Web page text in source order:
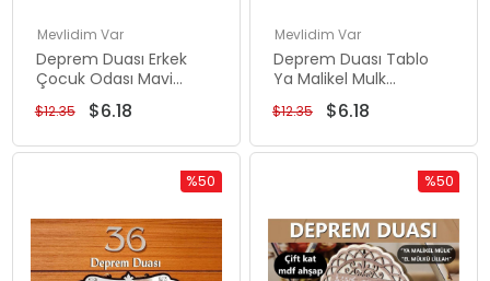
Mevlidim Var
Deprem Duası Erkek
Çocuk Odası Mavi
25*10 Tablo Ya Malikel
Mulk El Mülkü Lillah
$6.18
$12.35
Mevlidim Var
Deprem Duası Tablo
Ya Malikel Mulk
Kemence Renk
Tarama 20*13,5
$6.18
$12.35
%50
%50Rabatt
%50